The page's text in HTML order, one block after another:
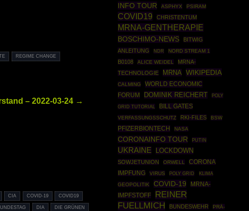
REGIME CHANGE
– 2022-03-24 →
CIA COVID-19 COVID19
DIA DIE GRÜNEN
INFO TOUR
ASPHYX PSIRAM
COVID19 CHRISTENTUM
MRNA-GENTHERAPIE
BOSCHIMO-NEWS
BITWIG
ANLEITUNG
NDR NORD STREAM 1
B0108 ALICE WEIDEL
MRNA-
TECHNOLOGIE
MRNA WIKIPEDIA
CALMING
WORLD ECONOMIC
FORUM
DOMINIK REICHERT
POLY
GRID TUTORIAL
BILL GATES
VERFASSUNGSSCHUTZ RKI-FILES BSW
PFIZERBIONTECH NASA
CORONAINFO TOUR PUTIN
UKRAINE LOCKDOWN
SOWJETUNION ORWELL
CORONA
IMPFUNG
VIRUS POLY GRID KLIMA
GEOPOLITIK COVID-19
MRNA-
IMPFSTOFF
REINER
FUELLMICH
BUNDESWEHR
PRÄ-